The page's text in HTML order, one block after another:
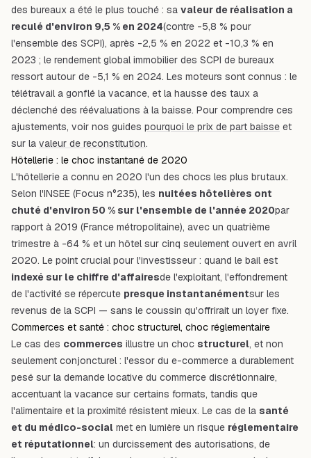
des bureaux a été le plus touché : sa valeur de réalisation a
reculé d'environ 9,5 % en 2024(contre -5,8 % pour
l'ensemble des SCPI), après -2,5 % en 2022 et -10,3 % en
2023 ; le rendement global immobilier des SCPI de bureaux
ressort autour de -5,1 % en 2024. Les moteurs sont connus : le
télétravail a gonflé la vacance, et la hausse des taux a
déclenché des réévaluations à la baisse. Pour comprendre ces
ajustements, voir nos guides pourquoi le prix de part baisse et
sur la valeur de reconstitution.
Hôtellerie : le choc instantané de 2020
L'hôtellerie a connu en 2020 l'un des chocs les plus brutaux.
Selon l'INSEE (Focus n°235), les nuitées hôtelières ont
chuté d'environ 50 % sur l'ensemble de l'année 2020par
rapport à 2019 (France métropolitaine), avec un quatrième
trimestre à -64 % et un hôtel sur cinq seulement ouvert en avril
2020. Le point crucial pour l'investisseur : quand le bail est
indexé sur le chiffre d'affairesde l'exploitant, l'effondrement
de l'activité se répercute presque instantanémentsur les
revenus de la SCPI — sans le coussin qu'offrirait un loyer fixe.
Commerces et santé : choc structurel, choc réglementaire
Le cas des commerces illustre un choc structurel, et non
seulement conjoncturel : l'essor du e-commerce a durablement
pesé sur la demande locative du commerce discrétionnaire,
accentuant la vacance sur certains formats, tandis que
l'alimentaire et la proximité résistent mieux. Le cas de la santé
et du médico-social met en lumière un risque réglementaire
et réputationnel: un durcissement des autorisations, de